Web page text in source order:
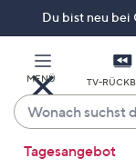
Du bist neu bei
MENÜ TV-
Wonach
suchst
du
Vorschläge
Tagesangebot